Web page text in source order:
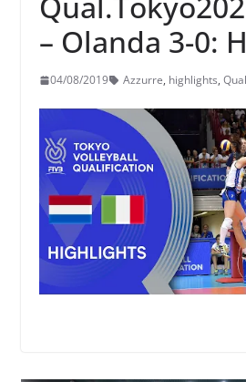
– Olanda 3-0:
04/08/2019 Azzurre, highlights,